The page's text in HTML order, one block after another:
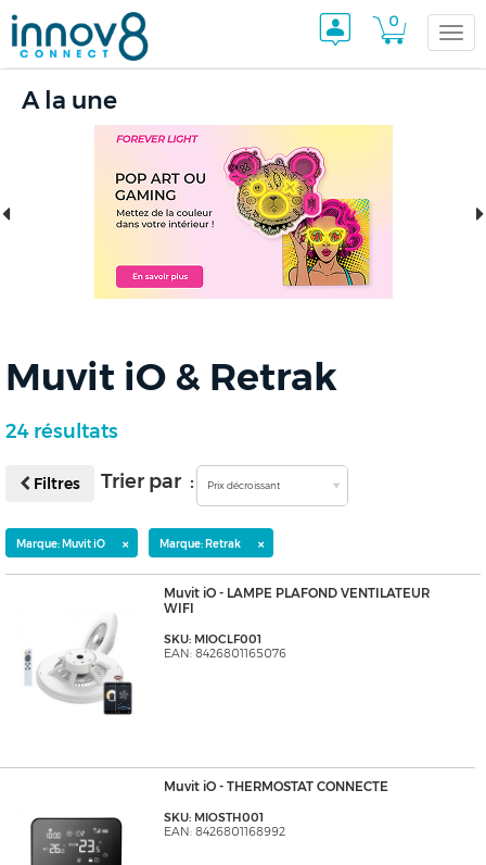
0
A la une
Muvit iO & Retrak
24 résultats
Filtres Trier par : Prix décroissant
Marque: Muvit iO × Marque: Retrak ×
Muvit iO - LAMPE PLAFOND VENTILATEUR
WIFI
SKU: MIOCLF001
EAN: 8426801165076
Muvit iO - THERMOSTAT CONNECTE
SKU: MIOSTH001
EAN: 8426801168992